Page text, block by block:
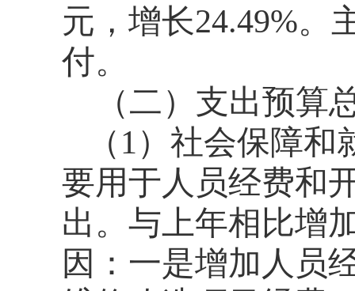
元，增长24.49%。
付。
（二）支出预算
（1）社会保障
要用于人员经费和
出。 与上年相比增
因：一是增加人员